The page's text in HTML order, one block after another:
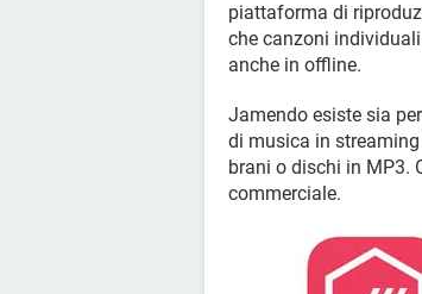
piattaforma di
che canzoni
anche in offline.
Jamendo esiste sia
di musica in
brani o dischi in MP3.
commerciale.